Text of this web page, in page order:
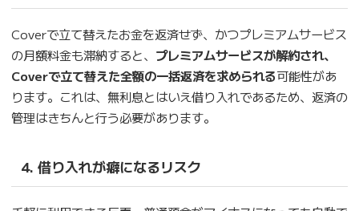
Coverで立て替えたお金を返済せず、かつプレミアムサービス
の月額料金も滞納すると、 プレミアムサービスが解約され、
Coverで立て替えた全額の一括返済を求められる可能性があ
ります。これは、無利息とはいえ借り入れであるため、返済の
管理はきちんと行う必要があります。
4. 借り入れが癖になるリスク